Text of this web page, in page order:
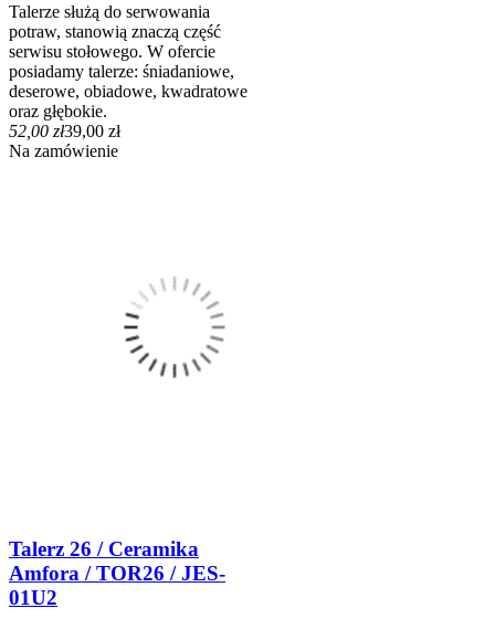
Talerze służą do serwowania
potraw, stanowią znaczą część
serwisu stołowego. W ofercie
posiadamy talerze: śniadaniowe,
deserowe, obiadowe, kwadratowe
oraz głębokie.
52,00 zł39,00 zł
Na zamówienie
Talerz 26 / Ceramika
Amfora / TOR26 / JES-
01U2